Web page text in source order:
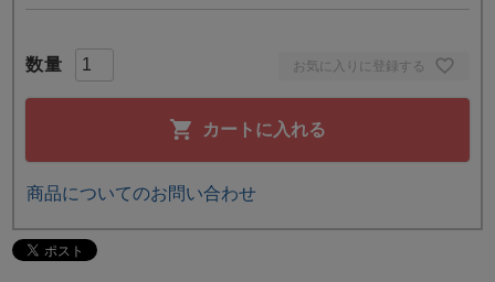
お気に入りに登録する
カートに入れる
商品についてのお問い合わせ